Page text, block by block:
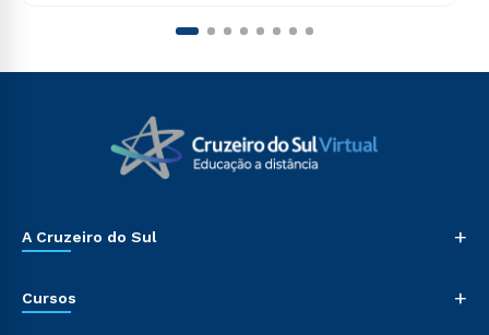
A Cruzeiro do Sul +
Cursos +